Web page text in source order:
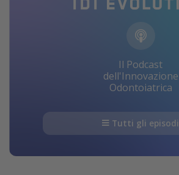
Il Podcast
dell'Innovazione
Odontoiatrica
Tutti gli episodi